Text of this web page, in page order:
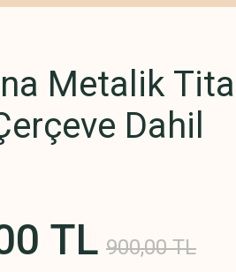
Metalik
Dahil
TL 900,00 TL